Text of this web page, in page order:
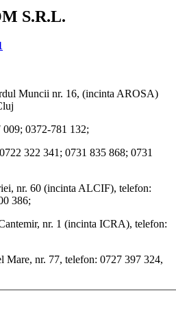
S.R.L.
Muncii nr. 16, (incinta AROSA)
0372-781 132;
322 341; 0731 835 868; 0731
nr. 60 (incinta ALCIF), telefon:
386;
nr. 1 (incinta ICRA), telefon:
Mare, nr. 77, telefon: 0727 397 324,